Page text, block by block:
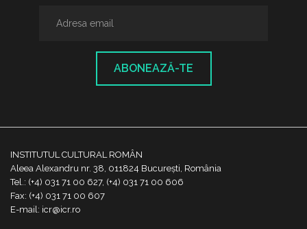
ABONEAZĂ-TE
INSTITUTUL CULTURAL ROMÂN
Aleea Alexandru nr. 38, 011824 București, România
Tel.: (+4) 031 71 00 627, (+4) 031 71 00 606
Fax: (+4) 031 71 00 607
E-mail: icr@icr.ro